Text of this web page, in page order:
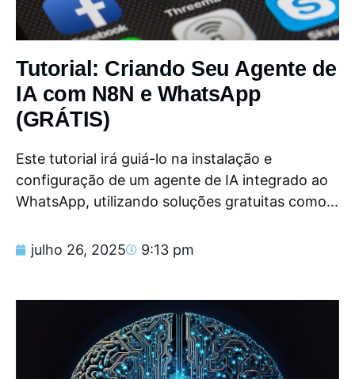
Tutorial: Criando Seu Agente de
IA com N8N e WhatsApp
(GRÁTIS)
Este tutorial irá guiá-lo na instalação e
configuração de um agente de IA integrado ao
WhatsApp, utilizando soluções gratuitas como...
julho 26, 2025 9:13 pm